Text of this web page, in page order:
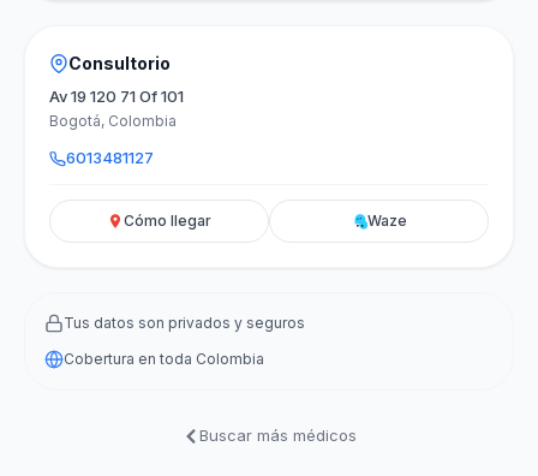
Consultorio
Av 19 120 71 Of 101
Bogotá, Colombia
6013481127
Cómo llegar Waze
Tus datos son privados y seguros
Cobertura en toda Colombia
Buscar más médicos